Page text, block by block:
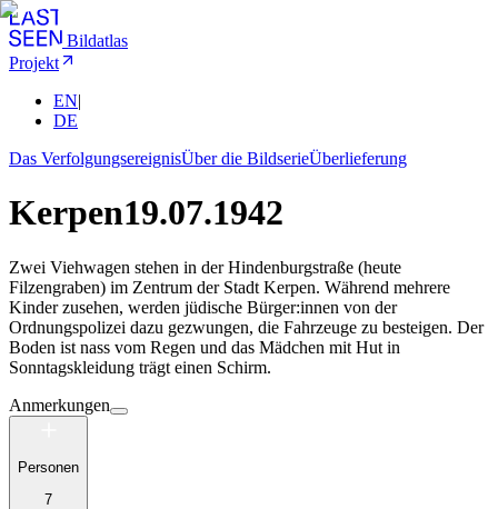
Bildatlas
Projekt
EN|
DE
Das VerfolgungsereignisÜber die BildserieÜberlieferung
Kerpen19.07.1942
Zwei Viehwagen stehen in der Hindenburgstraße (heute
Filzengraben) im Zentrum der Stadt Kerpen. Während mehrere
Kinder zusehen, werden jüdische Bürger:innen von der
Ordnungspolizei dazu gezwungen, die Fahrzeuge zu besteigen. Der
Boden ist nass vom Regen und das Mädchen mit Hut in
Sonntagskleidung trägt einen Schirm.
Anmerkungen
Personen
7